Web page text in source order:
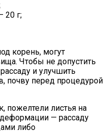
20 г;
корень, могут
Чтобы не допустить
и улучшить
почву перед процедурой
пожелтели листья на
— рассаду
либо